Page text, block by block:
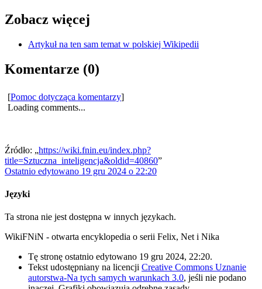
Zobacz więcej
Artykuł na ten sam temat w polskiej Wikipedii
Komentarze (0)
[Pomoc dotycząca komentarzy]
Loading comments...
Źródło: „https://wiki.fnin.eu/index.php?
title=Sztuczna_inteligencja&oldid=40860”
Ostatnio edytowano 19 gru 2024 o 22:20
Języki
Ta strona nie jest dostępna w innych językach.
WikiFNiN - otwarta encyklopedia o serii Felix, Net i Nika
Tę stronę ostatnio edytowano 19 gru 2024, 22:20.
Tekst udostępniany na licencji Creative Commons Uznanie
autorstwa-Na tych samych warunkach 3.0, jeśli nie podano